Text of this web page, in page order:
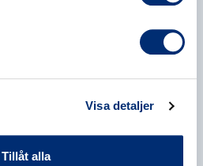
Visa detaljer
Tillåt alla